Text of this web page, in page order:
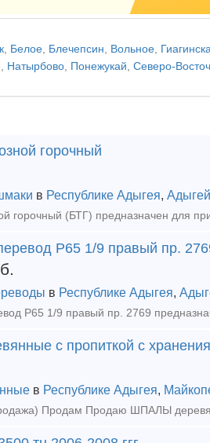
, Белое, Блечепсин, Вольное,
, Натырбово, Понежукай, Северо-
горочный
в Республике Адыгея,
Р65 1/9 правый пр.
в Республике Адыгея,
с пропиткой с хранения
в Республике Адыгея,